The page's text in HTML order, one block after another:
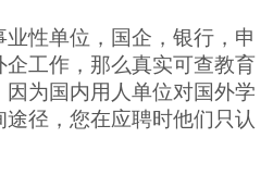
性单位，国企，银行，申
工作，那么真实可查教育
为国内用人单位对国外学
径，您在应聘时他们只认